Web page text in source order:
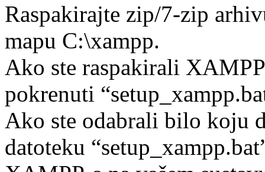
Raspakirajte zip/7-zip
mapu C:\xampp.
Ako ste raspakirali
pokrenuti
Ako ste odabrali bilo koju
datoteku